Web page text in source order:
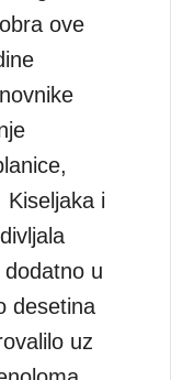
ove
Kiseljaka i
u
desetina
uz